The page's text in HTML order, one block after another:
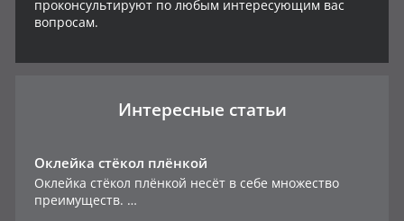
проконсультируют по любым интересующим вас
вопросам.
Интересные статьи
Оклейка стёкол плёнкой
Оклейка стёкол плёнкой несёт в себе множество
преимуществ. …